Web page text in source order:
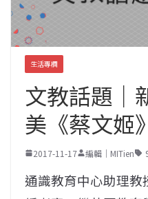
生活專欄
文教話題｜
美《蔡文姬》
2017-11-17 編輯｜MITien
通識教育中心助理教